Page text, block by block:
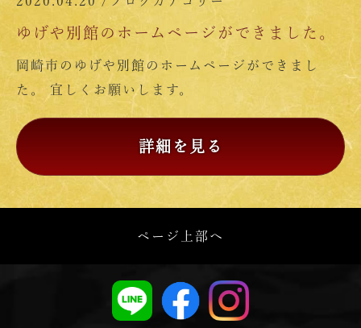
ゆげや別館のホームページができました。
岡崎市のゆげや別館のホームページができまし
た。 宜しくお願いします。
詳細を見る
ページ上部へ